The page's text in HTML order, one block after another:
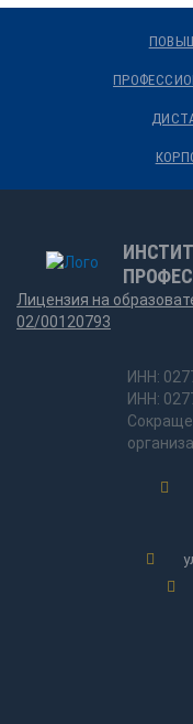
Лицензия на
02/00120793
ИНН:
ИНН: